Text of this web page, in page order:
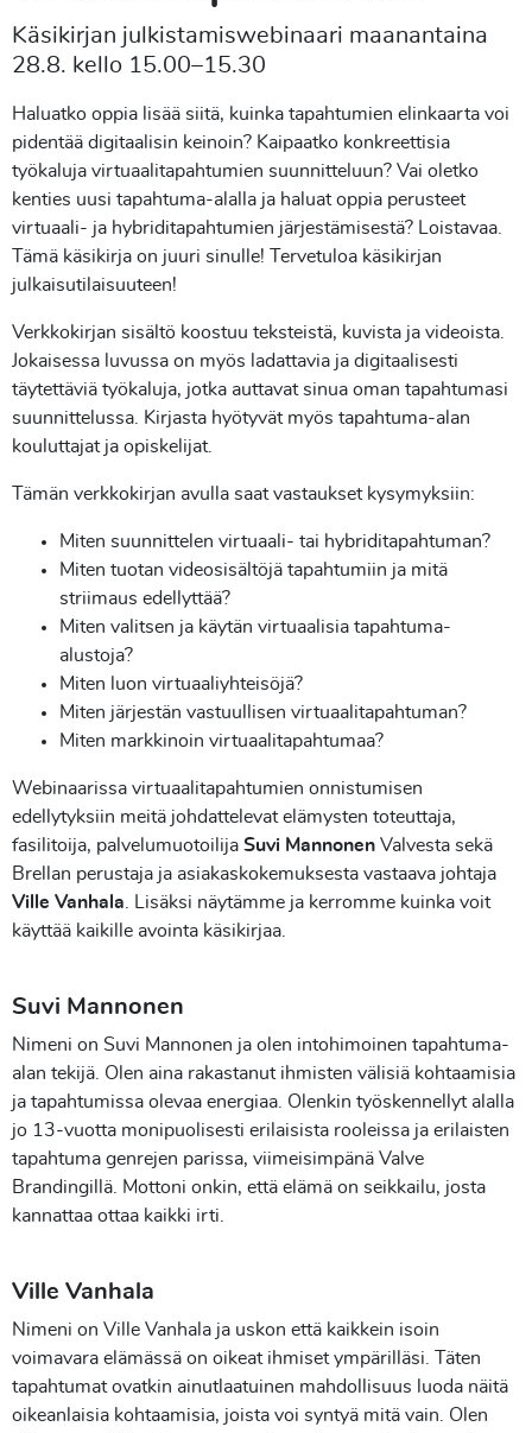
Käsikirjan julkistamiswebinaari maanantaina
28.8. kello 15.00–15.30
Haluatko oppia lisää siitä, kuinka tapahtumien elinkaarta voi
pidentää digitaalisin keinoin? Kaipaatko konkreettisia
työkaluja virtuaalitapahtumien suunnitteluun? Vai oletko
kenties uusi tapahtuma-alalla ja haluat oppia perusteet
virtuaali- ja hybriditapahtumien järjestämisestä? Loistavaa.
Tämä käsikirja on juuri sinulle! Tervetuloa käsikirjan
julkaisutilaisuuteen!
Verkkokirjan sisältö koostuu teksteistä, kuvista ja videoista.
Jokaisessa luvussa on myös ladattavia ja digitaalisesti
täytettäviä työkaluja, jotka auttavat sinua oman tapahtumasi
suunnittelussa. Kirjasta hyötyvät myös tapahtuma-alan
kouluttajat ja opiskelijat.
Tämän verkkokirjan avulla saat vastaukset kysymyksiin:
Miten suunnittelen virtuaali- tai hybriditapahtuman?
Miten tuotan videosisältöjä tapahtumiin ja mitä
striimaus edellyttää?
Miten valitsen ja käytän virtuaalisia tapahtuma-
alustoja?
Miten luon virtuaaliyhteisöjä?
Miten järjestän vastuullisen virtuaalitapahtuman?
Miten markkinoin virtuaalitapahtumaa?
Webinaarissa virtuaalitapahtumien onnistumisen
edellytyksiin meitä johdattelevat elämysten toteuttaja,
fasilitoija, palvelumuotoilija Suvi Mannonen Valvesta sekä
Brellan perustaja ja asiakaskokemuksesta vastaava johtaja
Ville Vanhala. Lisäksi näytämme ja kerromme kuinka voit
käyttää kaikille avointa käsikirjaa.
Suvi Mannonen
Nimeni on Suvi Mannonen ja olen intohimoinen tapahtuma-
alan tekijä. Olen aina rakastanut ihmisten välisiä kohtaamisia
ja tapahtumissa olevaa energiaa. Olenkin työskennellyt alalla
jo 13-vuotta monipuolisesti erilaisista rooleissa ja erilaisten
tapahtuma genrejen parissa, viimeisimpänä Valve
Brandingillä. Mottoni onkin, että elämä on seikkailu, josta
kannattaa ottaa kaikki irti.
Ville Vanhala
Nimeni on Ville Vanhala ja uskon että kaikkein isoin
voimavara elämässä on oikeat ihmiset ympärilläsi. Täten
tapahtumat ovatkin ainutlaatuinen mahdollisuus luoda näitä
oikeanlaisia kohtaamisia, joista voi syntyä mitä vain. Olen